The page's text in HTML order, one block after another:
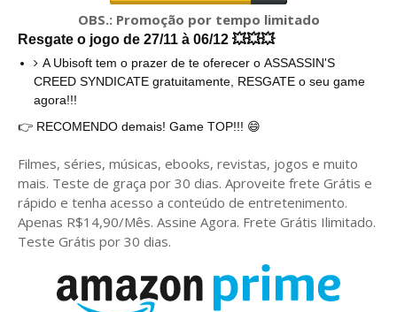
OBS.: Promoção por tempo limitado
Resgate o jogo de 27/11 à 06/12 💥💥💥
A Ubisoft tem o prazer de te oferecer o ASSASSIN'S
CREED SYNDICATE gratuitamente, RESGATE o seu game
agora!!!
👉 RECOMENDO demais! Game TOP!!! 😄
Filmes, séries, músicas, ebooks, revistas, jogos e muito
mais. Teste de graça por 30 dias. Aproveite frete Grátis e
rápido e tenha acesso a conteúdo de entretenimento.
Apenas R$14,90/Mês. Assine Agora. Frete Grátis Ilimitado.
Teste Grátis por 30 dias.